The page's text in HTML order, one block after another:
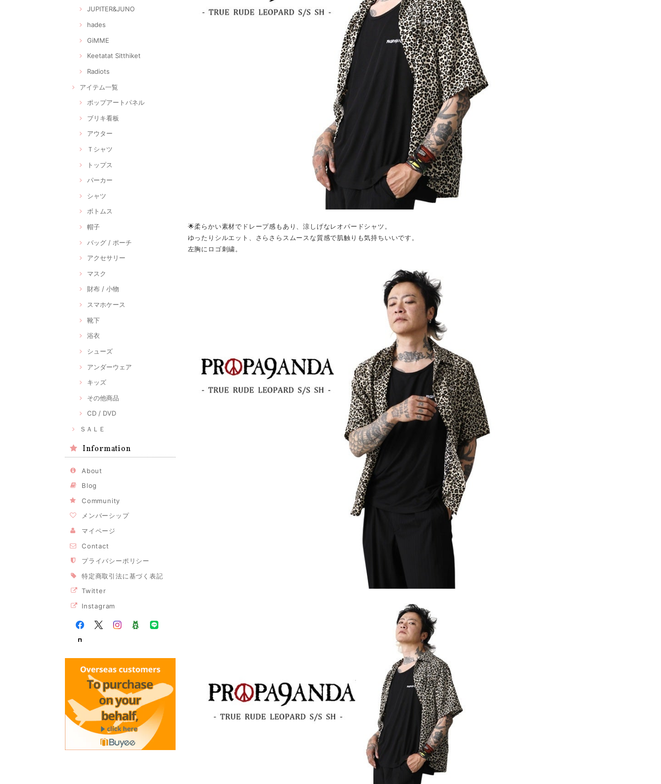
JUPITER&JUNO
hades
GiMME
Keetatat Sitthiket
Radiots
アイテム一覧
ポップアートパネル
ブリキ看板
アウター
Ｔシャツ
トップス
パーカー
シャツ
ボトムス
帽子
バッグ / ポーチ
アクセサリー
マスク
財布 / 小物
スマホケース
靴下
浴衣
シューズ
アンダーウェア
キッズ
その他商品
CD / DVD
ＳＡＬＥ
Information
About
Blog
Community
メンバーシップ
マイページ
Contact
プライバシーポリシー
特定商取引法に基づく表記
Twitter
Instagram
🌟柔らかい素材でドレープ感もあり、涼しげなレオパードシャツ。
ゆったりシルエット、さらさらスムースな質感で肌触りも気持ちいいです。
左胸にロゴ刺繍。